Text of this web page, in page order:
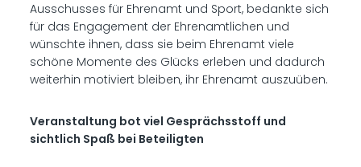
Ausschusses für Ehrenamt und Sport, bedankte sich
für das Engagement der Ehrenamtlichen und
wünschte ihnen, dass sie beim Ehrenamt viele
schöne Momente des Glücks erleben und dadurch
weiterhin motiviert bleiben, ihr Ehrenamt auszuüben.
Veranstaltung bot viel Gesprächsstoff und
sichtlich Spaß bei Beteiligten